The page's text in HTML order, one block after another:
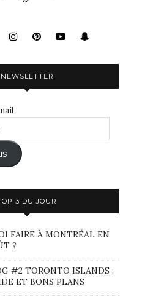
NEWSLETTER
3 DU JOUR
FAIRE À MONTRÉAL EN
?
#2 TORONTO ISLANDS :
ET BONS PLANS